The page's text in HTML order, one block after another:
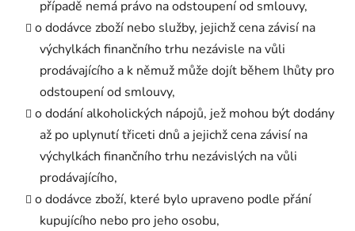
případě nemá právo na odstoupení od smlouvy,
o dodávce zboží nebo služby, jejichž cena závisí na
výchylkách finančního trhu nezávisle na vůli
prodávajícího a k němuž může dojít během lhůty pro
odstoupení od smlouvy,
o dodání alkoholických nápojů, jež mohou být dodány
až po uplynutí třiceti dnů a jejichž cena závisí na
výchylkách finančního trhu nezávislých na vůli
prodávajícího,
o dodávce zboží, které bylo upraveno podle přání
kupujícího nebo pro jeho osobu,